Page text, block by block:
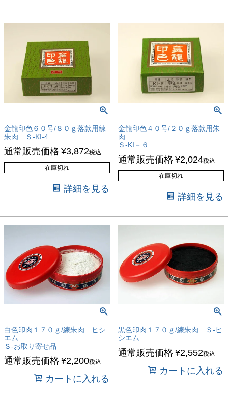
金龍印色６０号/８０ｇ落款用練
朱肉 Ｓ-KI-4
通常販売価格 ¥3,872税込
在庫切れ
詳細を見る
金龍印色４０号/２０ｇ落款用朱
肉
Ｓ-KI－６
通常販売価格 ¥2,024税込
在庫切れ
詳細を見る
白色印肉１７０ｇ/練朱肉 ヒシ
エム
Ｓ-お取り寄せ品
通常販売価格 ¥2,200税込
カートに入れる
黒色印肉１７０ｇ/練朱肉 Ｓ-ヒ
シエム
通常販売価格 ¥2,552税込
カートに入れる